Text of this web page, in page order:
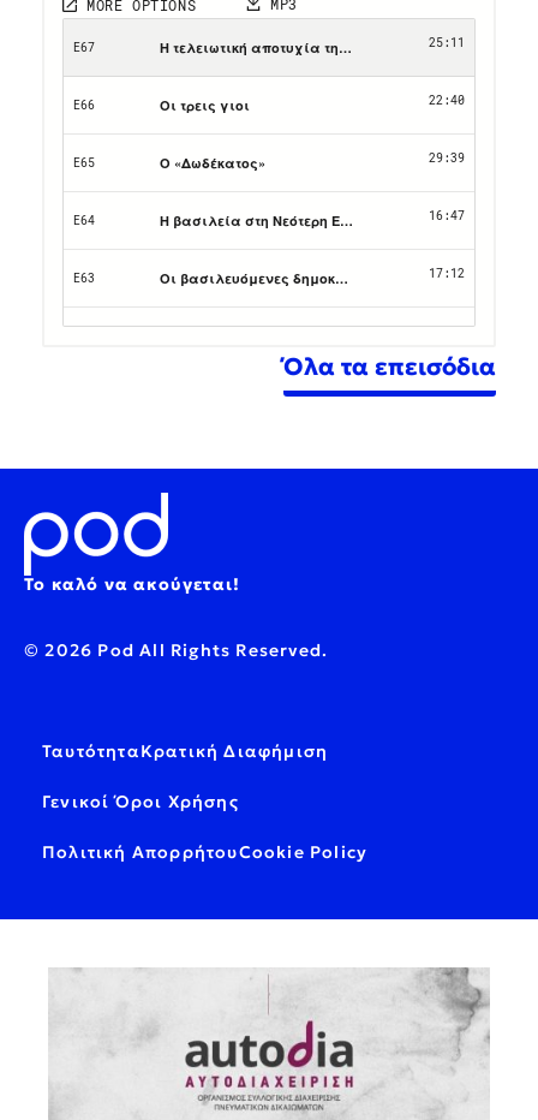
Όλα τα επεισόδια
Το καλό να ακούγεται!
© 2026 Pod All Rights Reserved.
ΤαυτότηταΚρατική Διαφήμιση
Γενικοί Όροι Χρήσης
Πολιτική ΑπορρήτουCookie Policy